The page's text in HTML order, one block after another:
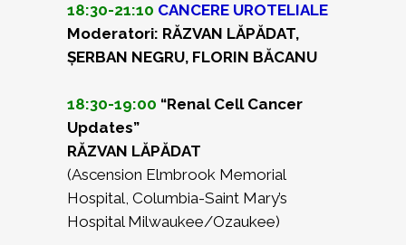
18:30-21:10 CANCERE UROTELIALE
Moderatori: RĂZVAN LĂPĂDAT,
ȘERBAN NEGRU, FLORIN BĂCANU
18:30-19:00 “Renal Cell Cancer
Updates”
RĂZVAN LĂPĂDAT
(Ascension Elmbrook Memorial
Hospital, Columbia-Saint Mary’s
Hospital Milwaukee/Ozaukee)